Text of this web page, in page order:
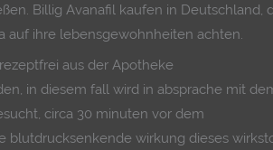
Billig Avanafil kaufen in Deutschland,
auf ihre lebensgewohnheiten achten.
aus der Apotheke
in diesem fall wird in absprache mit
circa 30 minuten vor dem
blutdrucksenkende wirkung dieses